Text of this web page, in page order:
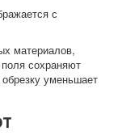
с
материалов,
сохраняют
уменьшает